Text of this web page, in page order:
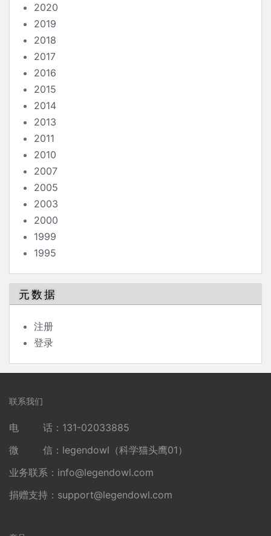
2020
2019
2018
2017
2016
2015
2014
2013
2011
2010
2007
2005
2003
2000
1999
1995
元数据
注册
登录
联系我们
电 话：131-02033885
微 信：legendowl（科学猫头鹰01）
业务联系： info@legendowl.com
捐赠支持： support@legendowl.com